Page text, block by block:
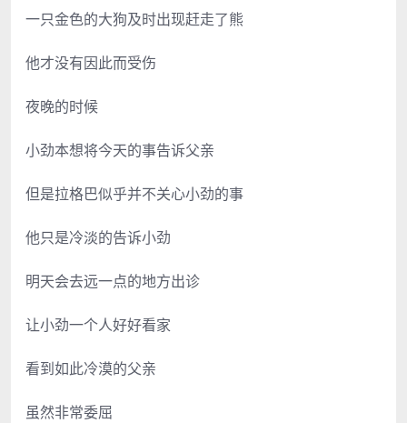
一只金色的大狗及时出现赶走了熊
他才没有因此而受伤
夜晚的时候
小劲本想将今天的事告诉父亲
但是拉格巴似乎并不关心小劲的事
他只是冷淡的告诉小劲
明天会去远一点的地方出诊
让小劲一个人好好看家
看到如此冷漠的父亲
虽然非常委屈